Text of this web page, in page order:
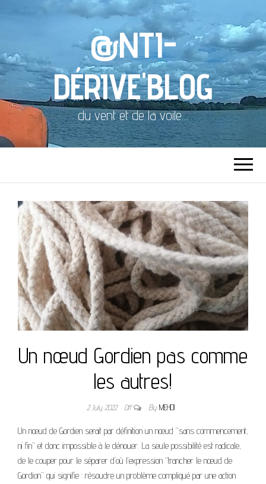
@NTI-
DÉRIVE'BLOG
du vent et de la voile…
Un nœud Gordien pas comme
les autres!
2 July 2022 Off By MEHDI
Un nœud de Gordien serait par définition un nœud “sans commencement,
ni fin” et donc impossible à le dénouer. La seule possibilité est radicale,
de le couper pour le séparer d’où l’expression “trancher le nœud de
Gordion” qui signifie : résoudre un problème compliqué par une action